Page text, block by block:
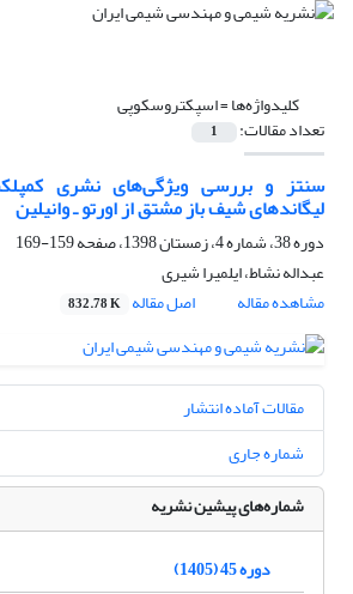
کلیدواژه‌ها =اسپکتروسکوپی
تعداد مقالات: 1
سنتز و بررسی ویژگی‌های نشری
لیگاندهای شیف باز مشتق از اورتو ـ وانیلین
دوره 38، شماره 4، زمستان 1398، صفحه
159-169
عبداله نشاط، ایلمیرا شیری
مشاهده مقاله
اصل مقاله 832.78 K
مقالات آماده انتشار
شماره جاری
شماره‌های پیشین نشریه
دوره 45 (1405)